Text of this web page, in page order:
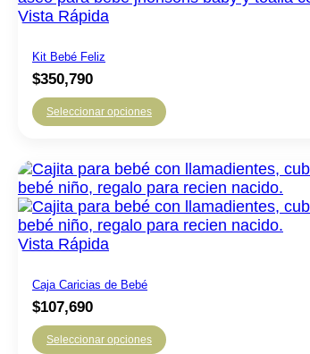
Vista Rápida
Kit Bebé Feliz
$350,790
Seleccionar opciones
tiene
múltiples
variantes.
Las
opciones
pueden
elegir
en
la
Vista Rápida
Caja Caricias de Bebé
$107,690
Seleccionar opciones